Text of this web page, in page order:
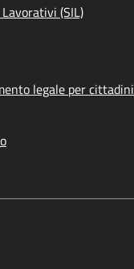
(SIL)
legale per cittadini